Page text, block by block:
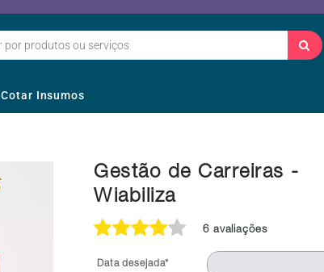
Cotar Insumos
Gestão de Carreiras -
Wiabiliza
6 avaliações
Data desejada*